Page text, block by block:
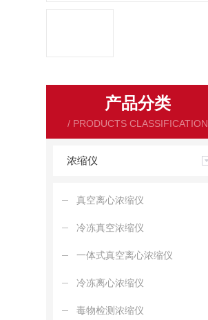
产品分类
/ PRODUCTS CLASSIFICATION
浓缩仪
真空离心浓缩仪
冷冻真空浓缩仪
一体式真空离心浓缩仪
冷冻离心浓缩仪
毒物检测浓缩仪